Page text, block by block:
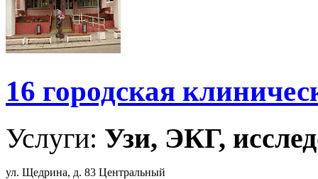
16 городская
Услуги: Узи, ЭКГ,
ул. Щедрина, д. 83 Центральный